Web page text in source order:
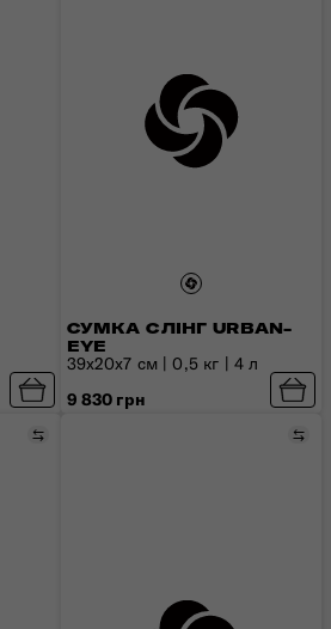
СУМКА СЛІНГ URBAN-
EYE
39x20x7 см | 0,5 кг | 4 л
9 830 грн
Порівняти